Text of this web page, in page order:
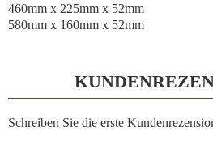
460mm x 225mm x 52mm
580mm x 160mm x 52mm
Schreiben Sie die erste